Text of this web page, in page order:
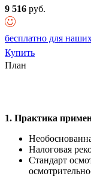
9 516 руб.
бесплатно для
Купить
План
1. Практика
Налоговая
Стандарт